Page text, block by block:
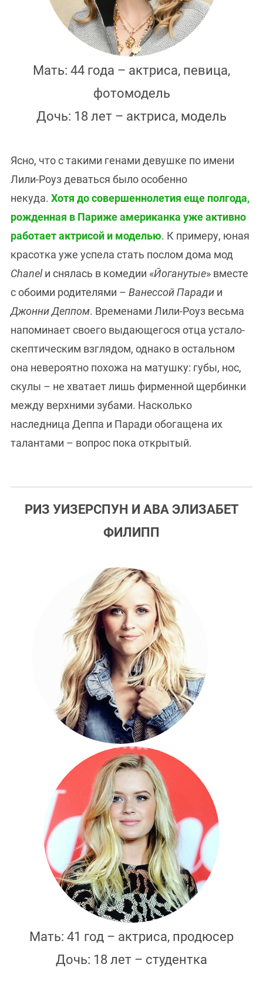
Мать: 44 года – актриса, певица,
фотомодель
Дочь: 18 лет – актриса, модель
Ясно, что с такими генами девушке по имени
Лили-Роуздеваться было особенно
некуда. Хотя до совершеннолетия еще полгода,
рожденная в Париже американка уже активно
работает актрисой и моделью. К примеру, юная
красотка уже успела стать послом дома мод
Chanelи снялась в комедии «Йоганутые» вместе
с обоими родителями – Ванессой Паради и
Джонни Деппом. Временами Лили-Роуз весьма
напоминает своего выдающегося отца устало-
скептическим взглядом, однако в остальном
она невероятно похожа на матушку: губы, нос,
скулы – не хватает лишь фирменной щербинки
между верхними зубами. Насколько
наследница Деппа и Паради обогащена их
талантами – вопрос пока открытый.
РИЗ УИЗЕРСПУН И АВА ЭЛИЗАБЕТ
ФИЛИПП
Мать: 41 год – актриса, продюсер
Дочь: 18 лет – студентка